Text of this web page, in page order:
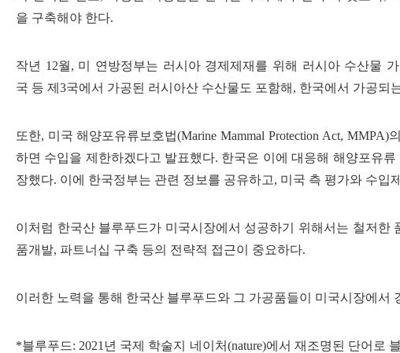
을 구축해야 한다.
작년 12월, 미 연방정부는 러시아 경제제재를 위해 러시아 수산물
국 등 제3국에서 가공된 러시아산 수산물도 포함해, 한국에서 가공
또한, 미국 해양포유류보호법(Marine Mammal Protection Act,
하면 수입을 제한하겠다고 발표했다. 한국은 이에 대응해 해양포유
장했다. 이에 한국정부는 관련 정보를 공유하고, 미국 측 평가와 수
이처럼 한국산 블루푸드가 미국시장에서 성공하기 위해서는 철저
품개발, 파트너십 구축 등의 전략적 접근이 중요하다.
이러한 노력을 통해 한국산 블루푸드와 그 가공품들이 미국시장에
*블루푸드: 2021년 국제 학술지 네이처(nature)에서 재조명된 단어